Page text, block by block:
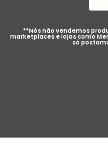
**Nós não vendemos
marketplaces e lojas como
só